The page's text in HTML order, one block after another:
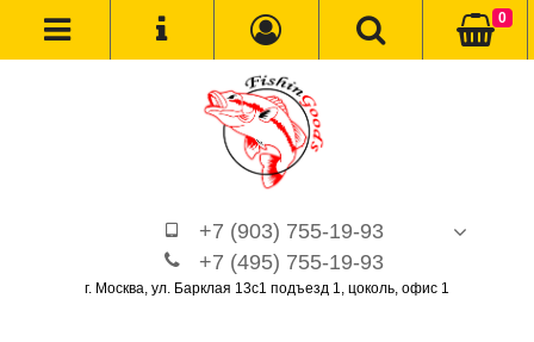
+7 (903) 755-19-93
+7 (495) 755-19-93
г. Москва, ул. Барклая 13с1 подъезд 1, цоколь, офис 1
0